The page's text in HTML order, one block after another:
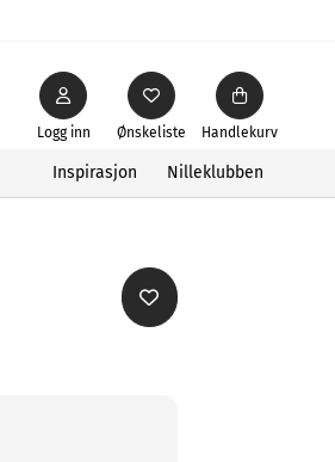
Ønskeliste
Logg inn Handlekurv
Inspirasjon Nilleklubben